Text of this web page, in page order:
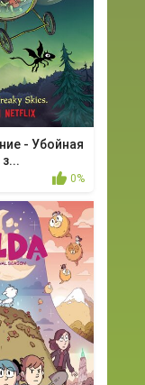
- Убойная
0%